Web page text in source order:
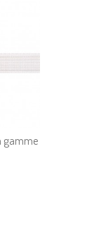
gamme